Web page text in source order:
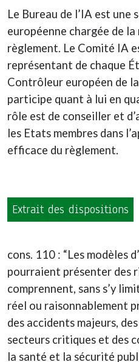
Le Bureau de l’IA est une
européenne chargée de
règlement. Le Comité IA
représentant de chaque
Contrôleur européen de
participe quant à lui en
rôle est de conseiller et
les Etats membres dans
efficace du règlement.
Extrait des dispositions
cons. 110 : “Les modèles
pourraient présenter des
comprennent, sans s’y
réel ou raisonnablement
des accidents majeurs,
secteurs critiques et des
la santé et la sécurité